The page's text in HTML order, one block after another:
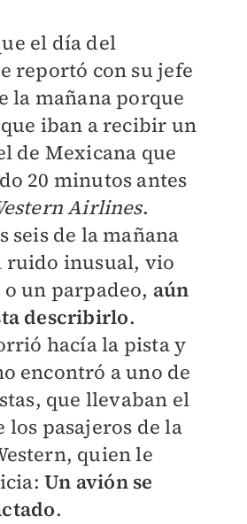
el día del
reportó con su jefe
la mañana porque
iban a recibir un
de Mexicana que
20 minutos antes
Airlines.
seis de la mañana
ruido inusual, vio
un parpadeo, aún
describirlo.
hacía la pista y
encontró a uno de
que llevaban el
los pasajeros de la
quien le
Un avión se
.